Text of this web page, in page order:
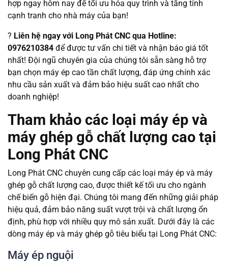
hợp ngay hôm nay để tối ưu hóa quy trình và tăng tính
cạnh tranh cho nhà máy của bạn!
? Liên hệ ngay với Long Phát CNC qua Hotline:
0976210384 để được tư vấn chi tiết và nhận báo giá tốt
nhất! Đội ngũ chuyên gia của chúng tôi sẵn sàng hỗ trợ
bạn chọn máy ép cao tần chất lượng, đáp ứng chính xác
nhu cầu sản xuất và đảm bảo hiệu suất cao nhất cho
doanh nghiệp!
Tham khảo các loại máy ép và
máy ghép gỗ chất lượng cao tại
Long Phát CNC
Long Phát CNC chuyên cung cấp các loại máy ép và máy
ghép gỗ chất lượng cao, được thiết kế tối ưu cho ngành
chế biến gỗ hiện đại. Chúng tôi mang đến những giải pháp
hiệu quả, đảm bảo năng suất vượt trội và chất lượng ổn
định, phù hợp với nhiều quy mô sản xuất. Dưới đây là các
dòng máy ép và máy ghép gỗ tiêu biểu tại Long Phát CNC:
Máy ép nguội